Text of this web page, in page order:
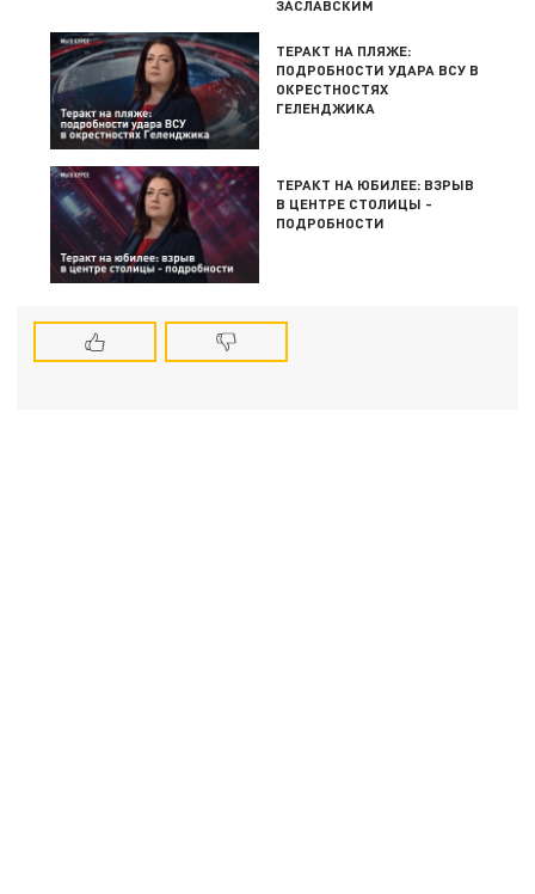
ЗАСЛАВСКИМ
ТЕРАКТ НА ПЛЯЖЕ:
ПОДРОБНОСТИ УДАРА ВСУ В
ОКРЕСТНОСТЯХ
ГЕЛЕНДЖИКА
ТЕРАКТ НА ЮБИЛЕЕ: ВЗРЫВ
В ЦЕНТРЕ СТОЛИЦЫ -
ПОДРОБНОСТИ